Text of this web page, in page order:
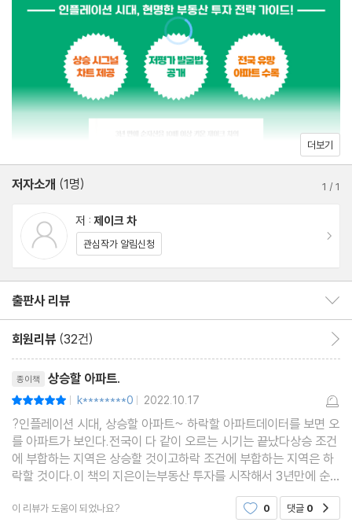
10 | 고가 및 저가 시장에서 중위가 시장으로
「02」 무주택자는 정부를 믿고 무작정 기다려야 할까?
「03」 1주택자의 현명한 투자 방법은 무엇일까?
「04」 다주택자는 어떤 전략을 취해야 할까?
「06」 한국의 집값은 전 세계와 비교했을 때 싼가, 비싼가?
[2장] 차트로 보는 공급에 따른 매매지수와 전세지수 그리고 시크
릿 상승 조건
「01」 전국 흐름을 한눈에 볼 수 있는 공급에 따른 매매지수와 전세
지수 동향
3 | 경기도
4 | 경상남도
5 | 경상북도
6 | 광주광역시
7 | 대구광역시
9 | 부산광역시
더보기
저자소개 (1명) 1 /1
저 : 제이크 차
관심작가 알림신청
출판사 리뷰
회원리뷰 (32건)
종이책 상승할 아파트.
| k********0 | 2022.10.17
?인플레이션 시대, 상승할 아파트~ 하락할 아파트데이터를 보면 오
를 아파트가 보인다.전국이 다 같이 오르는 시기는 끝났다상승 조건
에 부합하는 지역은 상승할 것이고하락 조건에 부합하는 지역은 하
락할 것이다.이 책의 지은이는부동산 투자를 시작해서 3년만에 순
자산을 10배이상 키우고, 부동산 데이터로 매수 타이밍과 매도 타이
밍을 기가막히게 잡아낸다는 평가를 받았다고 합니다
이 리뷰가 도움이 되었나요? 0 댓글 0